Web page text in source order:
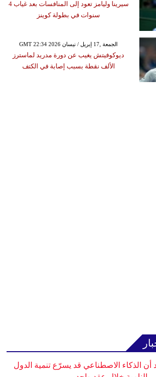
سيرينا وليامز تعود إلى المنافسات بعد غياب 4
سنوات في بطولة كوينز
GMT 22:34 2026 الجمعة ,17 إبريل / نيسان
ديوكوفيتش يغيب عن دورة مدريد لماسترز
الألف نقطة بسبب إصابة في الكتف
أن الذكاء الاصطناعي قد يسرّع تنمية الدول